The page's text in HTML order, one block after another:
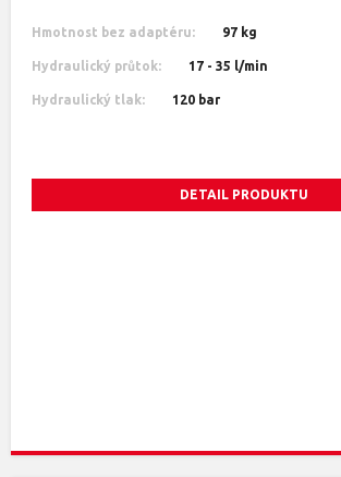
Hmotnost bez adaptéru: 97 kg
Hydraulický průtok: 17 - 35 l/min
Hydraulický tlak: 120 bar
DETAIL PRODUKTU